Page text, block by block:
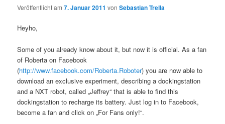
Veröffentlicht am7. Januar 2011 vonSebastian Trella
Heyho,
Some of you already know about it, but now it is official. As a fan
of Roberta on Facebook
(http://www.facebook.com/Roberta.Roboter) you are now able to
download an exclusive experiment, describing a dockingstation
and a NXT robot, called „Jeffrey“ that is able to find this
dockingstation to recharge its battery. Just log in to Facebook,
become a fan and click on „For Fans only!“.